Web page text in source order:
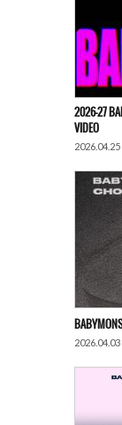
2026-27
VIDEO